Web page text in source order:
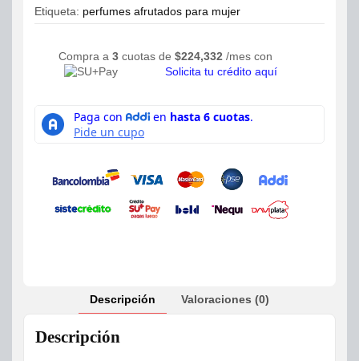
Mujer
Etiqueta: perfumes afrutados para mujer
Compra a 3 cuotas de $224,332 /mes con
Solicita tu crédito aquí
Descripción Valoraciones (0)
Descripción